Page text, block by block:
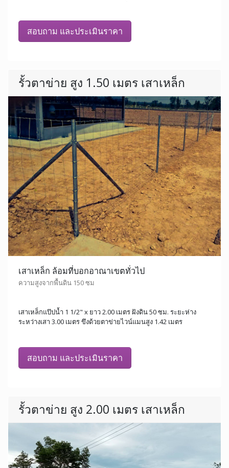
สอบถาม และประเมินราคา
รั้วตาข่าย สูง 1.50 เมตร เสาเหล็ก
เสาเหล็ก ล้อมที่บอกอาณาเขตทั่วไป
ความสูงจากพื้นดิน 150 ซม
เสาเหล็กแป๊ปน้ำ 1 1/2" x ยาว 2.00 เมตร ฝังดิน 50 ซม. ระยะห่าง
ระหว่างเสา 3.00 เมตร ขึงด้วยตาข่ายไวน์แมนสูง 1.42 เมตร
สอบถาม และประเมินราคา
รั้วตาข่าย สูง 2.00 เมตร เสาเหล็ก